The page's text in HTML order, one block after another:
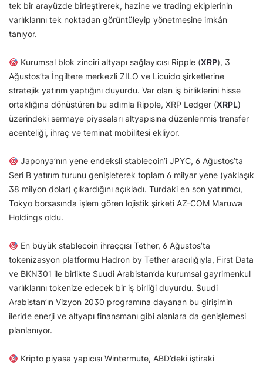
tek bir arayüzde birleştirerek, hazine ve trading ekiplerinin
varlıklarını tek noktadan görüntüleyip yönetmesine imkân
tanıyor.
Kurumsal blok zinciri altyapı sağlayıcısı Ripple (XRP), 3
Ağustos’ta İngiltere merkezli ZILO ve Licuido şirketlerine
stratejik yatırım yaptığını duyurdu. Var olan iş birliklerini hisse
ortaklığına dönüştüren bu adımla Ripple, XRP Ledger (XRPL)
üzerindeki sermaye piyasaları altyapısına düzenlenmiş transfer
acenteliği, ihraç ve teminat mobilitesi ekliyor.
Japonya’nın yene endeksli stablecoin’i JPYC, 6 Ağustos’ta
Seri B yatırım turunu genişleterek toplam 6 milyar yene (yaklaşık
38 milyon dolar) çıkardığını açıkladı. Turdaki en son yatırımcı,
Tokyo borsasında işlem gören lojistik şirketi AZ-COM Maruwa
Holdings oldu.
En büyük stablecoin ihraççısı Tether, 6 Ağustos’ta
tokenizasyon platformu Hadron by Tether aracılığıyla, First Data
ve BKN301 ile birlikte Suudi Arabistan’da kurumsal gayrimenkul
varlıklarını tokenize edecek bir iş birliği duyurdu. Suudi
Arabistan’ın Vizyon 2030 programına dayanan bu girişimin
ileride enerji ve altyapı finansmanı gibi alanlara da genişlemesi
planlanıyor.
Kripto piyasa yapıcısı Wintermute, ABD’deki iştiraki